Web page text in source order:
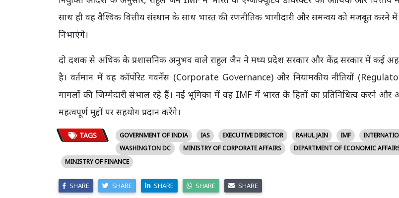
साथ ही वह वैश्विक वित्तीय संस्थान के साथ भारत की रणनीतिक भागीदारी और समन्वय को मजबूत करने
निभाएंगे।
दो दशक से अधिक के प्रशासनिक अनुभव वाले राहुल जैन ने मध्य प्रदेश सरकार और केंद्र सरकार में कई
है। वर्तमान में वह कॉर्पोरेट गवर्नेंस (Corporate Governance) और नियामकीय नीतियों
मामलों की जिम्मेदारी संभाल रहे हैं। नई भूमिका में वह IMF में भारत के हितों का प्रतिनिधित्व करने और
महत्वपूर्ण मुद्दों पर सहयोग प्रदान करेंगे।
TAGS GOVERNMENT OF INDIA IAS EXECUTIVE DIRECTOR RAHUL JAIN IMF
WASHINGTON DC
MINISTRY OF CORPORATE AFFAIRS
DEPARTMENT OF ECONOMIC
MINISTRY OF FINANCE
SHARE SHARE SHARE SHARE SHARE